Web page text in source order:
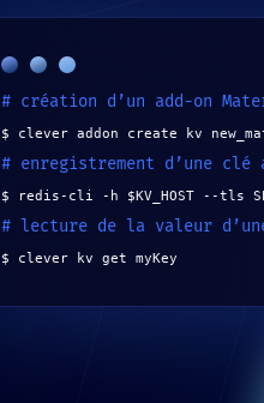
# création d’un add-on
$ clever addon create kv
# enregistrement d’une
$ redis-cli -h $KV_HOST --tls
# lecture de la valeur
$ clever kv get myKey